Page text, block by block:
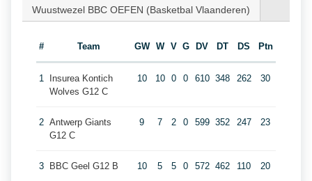
Wuustwezel BBC OEFEN (Basketbal Vlaanderen)
# Team GW W V G DV DT DS Ptn
1
Insurea Kontich
Wolves G12 C
10 10 0 0 610 348 262 30
2 Antwerp Giants
G12 C
9 7 2 0 599 352 247 23
3 BBC Geel G12 B 10 5 5 0 572 462 110 20